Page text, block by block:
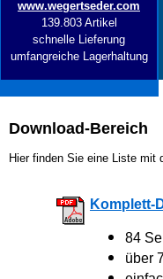
www.wegertseder.com
139.803 Artikel
schnelle Lieferung
umfangreiche Lagerhaltung
Download-Bereich
Hier finden Sie eine Liste mit
Komplett-
84
über